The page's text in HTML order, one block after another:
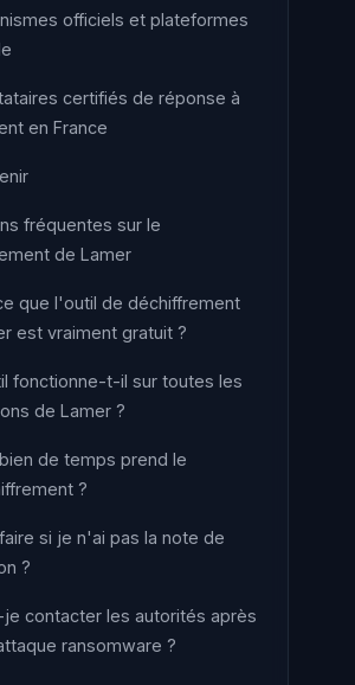
officiels et plateformes
certifiés de réponse à
en France
fréquentes sur le
de Lamer
que l'outil de déchiffrement
est vraiment gratuit ?
fonctionne-t-il sur toutes les
de Lamer ?
de temps prend le
?
si je n'ai pas la note de
?
je contacter les autorités après
ransomware ?